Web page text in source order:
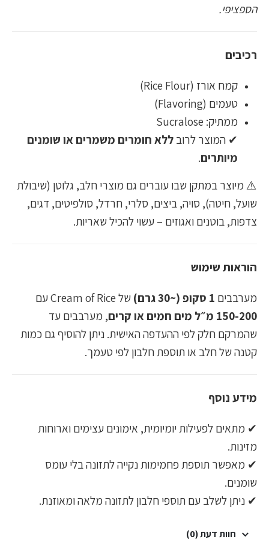
הספציפי.
רכיבים
קמח אורז (Rice Flour)
טעמים (Flavoring)
ממתיק: Sucralose
✔ המוצר לרובללא חומרים משמרים או שומנים
מיותרים.
⚠️ מיוצר במתקן שבו עוברים גם מוצרי חלב, גלוטן (שיבולת
שועל, חיטה), סויה, ביצים, סלרי, חרדל, סולפיטים, דגים,
צדפות, בוטנים ואגוזים – עשוי להכיל שאריות.
הוראות שימוש
מערבבים 1 סקופ (~30 גרם)
של Cream of Rice עם
150-200 מ״ל מים חמים או קרים
, מערבבים עד
שהמרקם חלק לפי ההעדפה האישית. ניתן להוסיף גם כמות
קטנה של חלב או תוספת חלבון לפי טעמך.
מידע נוסף
✔ מתאים לפעילות יומיומית, אימונים עצימים וארוחות
מזינות.
✔ מאפשר תוספת פחמימות נקייה לתזונה בלי עומס
שומנים.
✔ ניתן לשלב עם תוספי חלבון לתזונה מלאה ומאוזנת.
חוות דעת (0)